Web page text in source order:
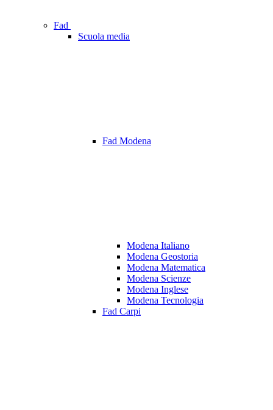
Fad
Scuola media
Fad Modena
Modena Italiano
Modena Geostoria
Modena Matematica
Modena Scienze
Modena Inglese
Modena Tecnologia
Fad Carpi